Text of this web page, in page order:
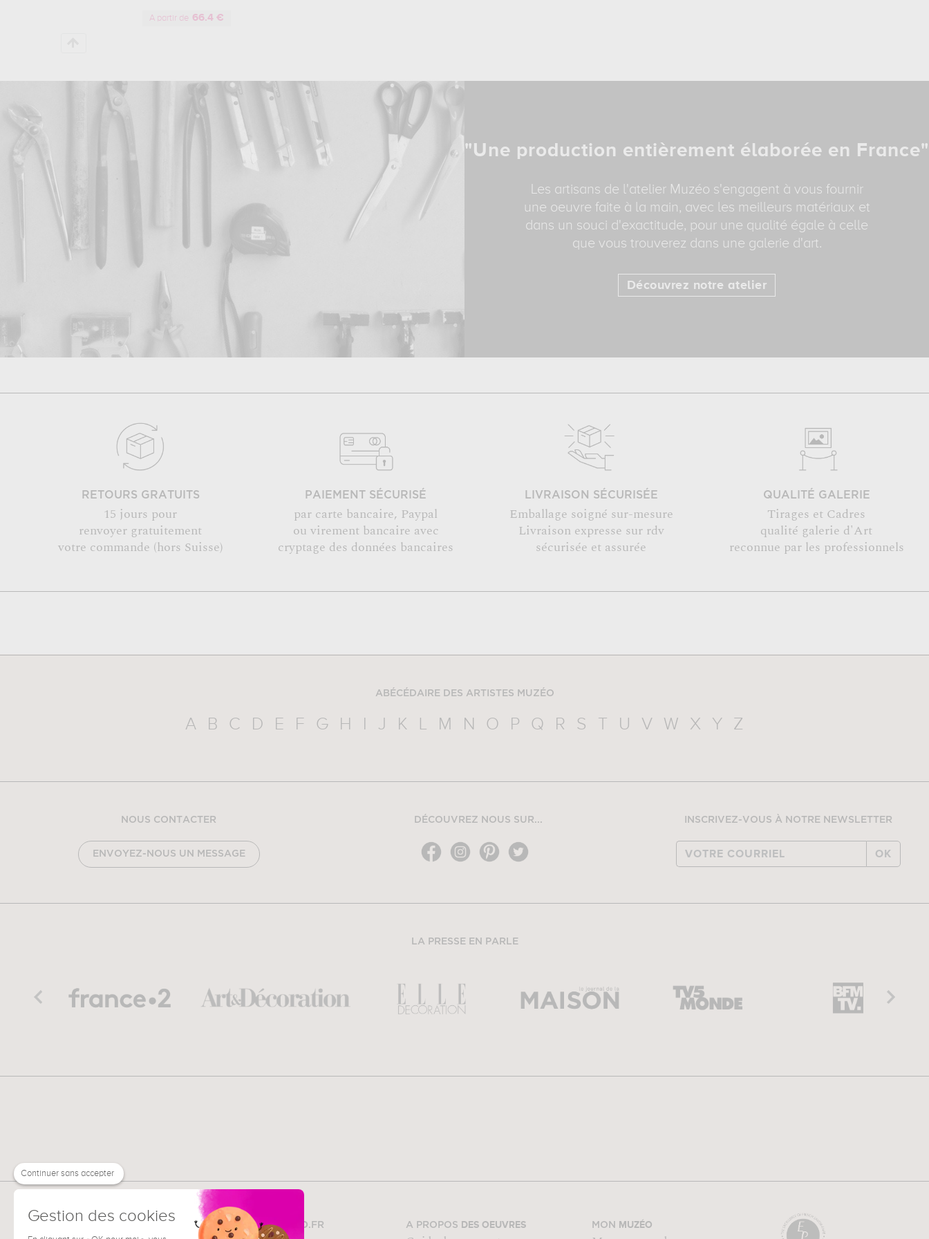
A partir de 66.4 €
"Une production entièrement élaborée en France"
Les artisans de l'atelier Muzéo s'engagent à vous fournir
une oeuvre faite à la main, avec les meilleurs matériaux et
dans un souci d'exactitude, pour une qualité égale à celle
que vous trouverez dans une galerie d'art.
Découvrez notre atelier
RETOURS GRATUITS
15 jours pour
renvoyer gratuitement
votre commande (hors Suisse)
PAIEMENT SÉCURISÉ
par carte bancaire, Paypal
ou virement bancaire avec
cryptage des données bancaires
LIVRAISON SÉCURISÉE
Emballage soigné sur-mesure
Livraison expresse sur rdv
sécurisée et assurée
QUALITÉ GALERIE
Tirages et Cadres
qualité galerie d'Art
reconnue par les professionnels
ABÉCÉDAIRE DES ARTISTES MUZÉO
A B C D E F G H I J K L M N O P Q R S T U V W X Y Z
NOUS CONTACTER
ENVOYEZ-NOUS UN MESSAGE
DÉCOUVREZ NOUS SUR... INSCRIVEZ-VOUS À NOTRE NEWSLETTER
OK
LA PRESSE EN PARLE
TOUT SURMUZÉO.FR A PROPOS DES OEUVRES MON MUZÉO
Continuer sans accepter
Gestion des cookies